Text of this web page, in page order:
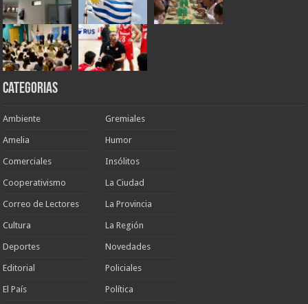
Categorias
Ambiente
Amelia
Comerciales
Cooperativismo
Correo de Lectores
Cultura
Deportes
Editorial
El País
Gremiales
Humor
Insólitos
La Ciudad
La Provincia
La Región
Novedades
Policiales
Política